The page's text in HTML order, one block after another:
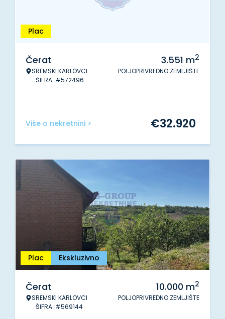
Plac
Čerat
SREMSKI KARLOVCI
ŠIFRA: #572496
3.551 m2
POLJOPRIVREDNO ZEMLJIŠTE
Više o nekretnini > €32.920
Plac Ekskluzivno
Čerat
SREMSKI KARLOVCI
ŠIFRA: #569144
10.000 m2
POLJOPRIVREDNO ZEMLJIŠTE